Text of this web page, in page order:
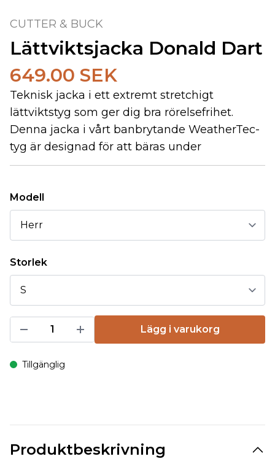
CUTTER & BUCK
Lättviktsjacka Donald Dart
649.00 SEK
Teknisk jacka i ett extremt stretchigt
lättviktstyg som ger dig bra rörelsefrihet.
Denna jacka i vårt banbrytande WeatherTec-
tyg är designad för att bäras under
Modell
Storlek
Lägg i varukorg
Tillgänglig
Produktbeskrivning